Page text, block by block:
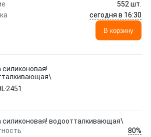
552 шт.
сегодня в 16:30
В корзину
силиконовая!
2451
силиконовая! водоотталкивающая\
80%